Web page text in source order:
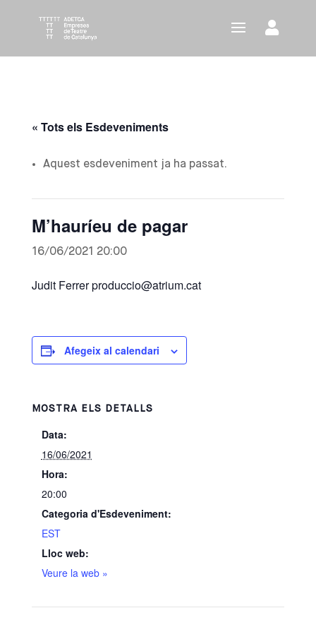
« Tots els Esdeveniments
Aquest esdeveniment ja ha passat.
M’hauríeu de pagar
16/06/2021 20:00
Judit Ferrer produccio@atrium.cat
Afegeix al calendari
MOSTRA ELS DETALLS
Data:
16/06/2021
Hora:
20:00
Categoria d'Esdeveniment:
EST
Lloc web:
Veure la web »